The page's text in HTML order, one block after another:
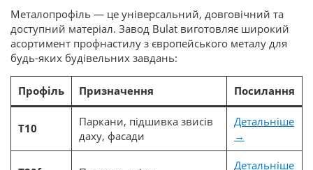
Металопрофіль — це універсальний, довговічний та
доступний матеріал. Завод Bulat виготовляє широкий
асортимент профнастилу з європейського металу для
будь-яких будівельних завдань:
Профіль Призначення Посилання
Т10
Паркани, підшивка звисів
даху, фасади
Детальніше
→
Детальніше